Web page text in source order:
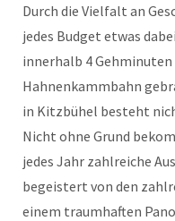
Durch die Vielfalt an
jedes Budget etwas
innerhalb 4
Hahnenkammbahn
in Kitzbühel besteht
Nicht ohne Grund
jedes Jahr zahlreiche
begeistert von den
einem traumhaften